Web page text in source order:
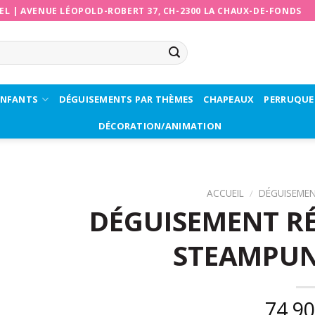
|AVENUE LÉOPOLD-ROBERT 37, CH-2300 LA CHAUX-DE-FONDS
DÉGUISEMENTS PAR THÈMES CHAPEAUX
DÉCORATION/ANIMATION
ACCUEIL /
DÉGUISEMENT